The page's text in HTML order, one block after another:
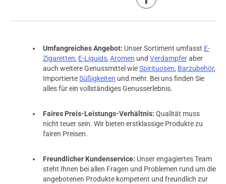
next
Umfangreiches Angebot: Unser Sortiment umfasst E-
Zigaretten, E-Liquids, Aromen und Verdampferaber
auch weitere Genussmittel wieSpirituosen, Barzubehör,
ImportierteSüßigkeiten und mehr. Bei uns finden Sie
alles für ein vollständiges Genusserlebnis.
Faires Preis-Leistungs-Verhältnis: Qualität muss
nicht teuer sein. Wir bieten erstklassige Produkte zu
fairen Preisen.
Freundlicher Kundenservice: Unser engagiertes Team
steht Ihnen bei allen Fragen und Problemen rund um die
angebotenen Produkte kompetent und freundlich zur